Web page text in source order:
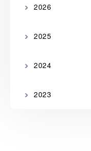
2026
2025
2024
2023